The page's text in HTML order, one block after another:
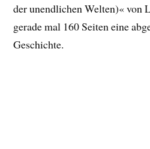
der unendlichen Welten)« von
gerade mal 160 Seiten eine
Geschichte.